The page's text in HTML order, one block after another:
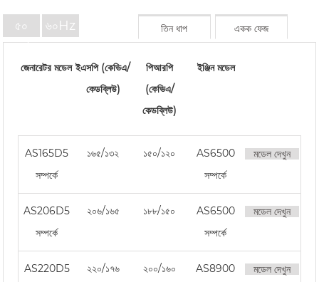
৫০
হার্জেড
৬০Hz একক ফেজ
তিন ধাপ
জেনারেটর মডেল ইএসপি (কেভিএ/
কেডব্লিউ)
পিআরপি
(কেভিএ/
কেডব্লিউ)
ইঞ্জিন মডেল
AS165D5
সম্পর্কে
১৬৫/১৩২ ১৫০/১২০
AS6500
সম্পর্কে
মডেল দেখুন
AS206D5
সম্পর্কে
২০৬/১৬৫ ১৮৮/১৫০
AS6500
সম্পর্কে
মডেল দেখুন
AS220D5
২২০/১৭৬ ২০০/১৬০
AS8900
মডেল দেখুন